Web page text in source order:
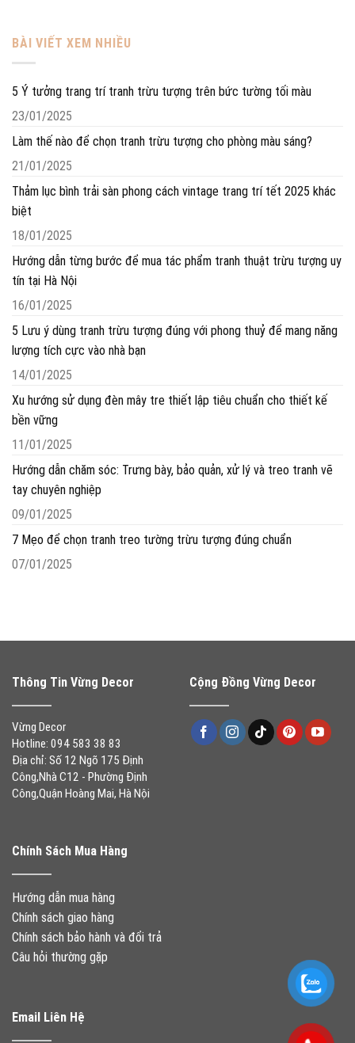
BÀI VIẾT XEM NHIỀU
5 Ý tưởng trang trí tranh trừu tượng trên bức tường tối màu
23/01/2025
Làm thế nào để chọn tranh trừu tượng cho phòng màu sáng?
21/01/2025
Thảm lục bình trải sàn phong cách vintage trang trí tết 2025 khác
biệt
18/01/2025
Hướng dẫn từng bước để mua tác phẩm tranh thuật trừu tượng uy
tín tại Hà Nội
16/01/2025
5 Lưu ý dùng tranh trừu tượng đúng với phong thuỷ để mang năng
lượng tích cực vào nhà bạn
14/01/2025
Xu hướng sử dụng đèn mây tre thiết lập tiêu chuẩn cho thiết kế
bền vững
11/01/2025
Hướng dẫn chăm sóc: Trưng bày, bảo quản, xử lý và treo tranh vẽ
tay chuyên nghiệp
09/01/2025
7 Mẹo để chọn tranh treo tường trừu tượng đúng chuẩn
07/01/2025
Thông Tin Vừng Decor
Vừng Decor
Hotline: 094 583 38 83
Địa chỉ: Số 12 Ngõ 175 Định
Công,Nhà C12 - Phường Định
Công,Quận Hoàng Mai, Hà Nội
Cộng Đồng Vừng Decor
Chính Sách Mua Hàng
Hướng dẫn mua hàng
Chính sách giao hàng
Chính sách bảo hành và đổi trả
Câu hỏi thường gặp
Email Liên Hệ